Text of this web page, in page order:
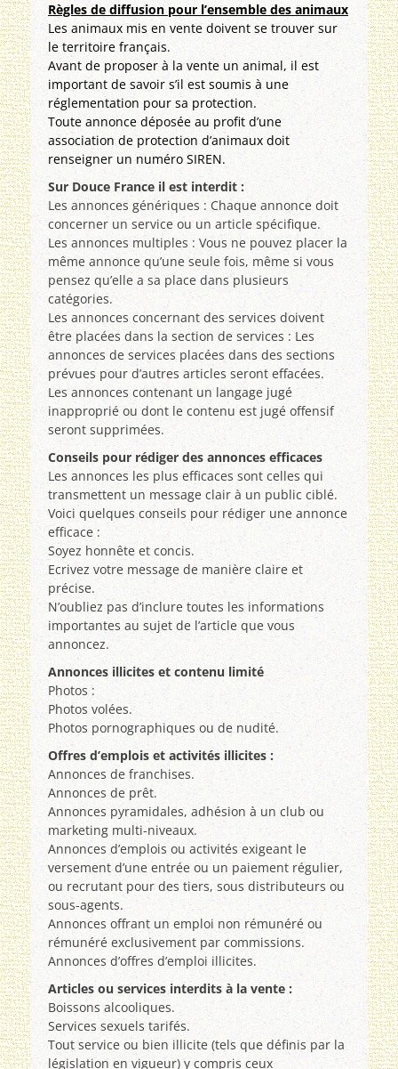
Règles de diffusion pour l’ensemble des animaux
Les animaux mis en vente doivent se trouver sur
le territoire français.
Avant de proposer à la vente un animal, il est
important de savoir s’il est soumis à une
réglementation pour sa protection.
Toute annonce déposée au profit d’une
association de protection d’animaux doit
renseigner un numéro SIREN.
Sur Douce France il est interdit :
Les annonces génériques : Chaque annonce doit
concerner un service ou un article spécifique.
Les annonces multiples : Vous ne pouvez placer la
même annonce qu’une seule fois, même si vous
pensez qu’elle a sa place dans plusieurs
catégories.
Les annonces concernant des services doivent
être placées dans la section de services : Les
annonces de services placées dans des sections
prévues pour d’autres articles seront effacées.
Les annonces contenant un langage jugé
inapproprié ou dont le contenu est jugé offensif
seront supprimées.
Conseils pour rédiger des annonces efficaces
Les annonces les plus efficaces sont celles qui
transmettent un message clair à un public ciblé.
Voici quelques conseils pour rédiger une annonce
efficace :
Soyez honnête et concis.
Ecrivez votre message de manière claire et
précise.
N’oubliez pas d’inclure toutes les informations
importantes au sujet de l’article que vous
annoncez.
Annonces illicites et contenu limité
Photos :
Photos volées.
Photos pornographiques ou de nudité.
Offres d’emplois et activités illicites :
Annonces de franchises.
Annonces de prêt.
Annonces pyramidales, adhésion à un club ou
marketing multi-niveaux.
Annonces d’emplois ou activités exigeant le
versement d’une entrée ou un paiement régulier,
ou recrutant pour des tiers, sous distributeurs ou
sous-agents.
Annonces offrant un emploi non rémunéré ou
rémunéré exclusivement par commissions.
Annonces d’offres d’emploi illicites.
Articles ou services interdits à la vente :
Boissons alcooliques.
Services sexuels tarifés.
Tout service ou bien illicite (tels que définis par la
législation en vigueur) y compris ceux